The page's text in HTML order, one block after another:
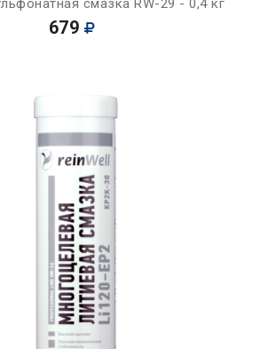
смазка RW-29 - 0,4 кг
679